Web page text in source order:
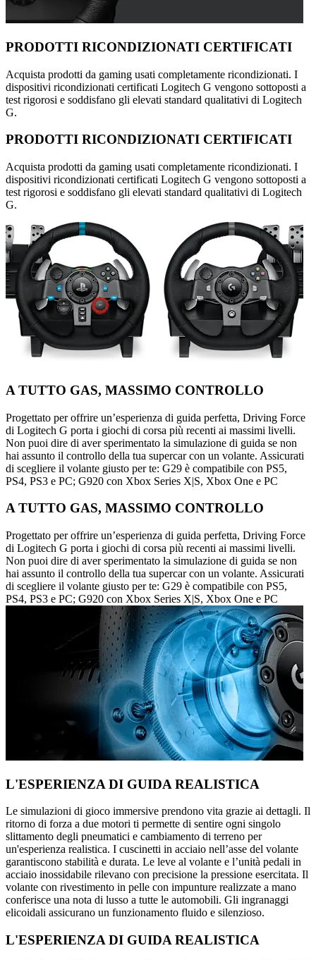
PRODOTTI RICONDIZIONATI CERTIFICATI
Acquista prodotti da gaming usati completamente ricondizionati. I
dispositivi ricondizionati certificati Logitech G vengono sottoposti a
test rigorosi e soddisfano gli elevati standard qualitativi di Logitech
G.
PRODOTTI RICONDIZIONATI CERTIFICATI
Acquista prodotti da gaming usati completamente ricondizionati. I
dispositivi ricondizionati certificati Logitech G vengono sottoposti a
test rigorosi e soddisfano gli elevati standard qualitativi di Logitech
G.
A TUTTO GAS, MASSIMO CONTROLLO
Progettato per offrire un’esperienza di guida perfetta, Driving Force
di Logitech G porta i giochi di corsa più recenti ai massimi livelli.
Non puoi dire di aver sperimentato la simulazione di guida se non
hai assunto il controllo della tua supercar con un volante. Assicurati
di scegliere il volante giusto per te: G29 è compatibile con PS5,
PS4, PS3 e PC; G920 con Xbox Series X|S, Xbox One e PC
A TUTTO GAS, MASSIMO CONTROLLO
Progettato per offrire un’esperienza di guida perfetta, Driving Force
di Logitech G porta i giochi di corsa più recenti ai massimi livelli.
Non puoi dire di aver sperimentato la simulazione di guida se non
hai assunto il controllo della tua supercar con un volante. Assicurati
di scegliere il volante giusto per te: G29 è compatibile con PS5,
PS4, PS3 e PC; G920 con Xbox Series X|S, Xbox One e PC
L'ESPERIENZA DI GUIDA REALISTICA
Le simulazioni di gioco immersive prendono vita grazie ai dettagli. Il
ritorno di forza a due motori ti permette di sentire ogni singolo
slittamento degli pneumatici e cambiamento di terreno per
un'esperienza realistica. I cuscinetti in acciaio nell’asse del volante
garantiscono stabilità e durata. Le leve al volante e l’unità pedali in
acciaio inossidabile rilevano con precisione la pressione esercitata. Il
volante con rivestimento in pelle con impunture realizzate a mano
conferisce una nota di lusso a tutte le automobili. Gli ingranaggi
elicoidali assicurano un funzionamento fluido e silenzioso.
L'ESPERIENZA DI GUIDA REALISTICA